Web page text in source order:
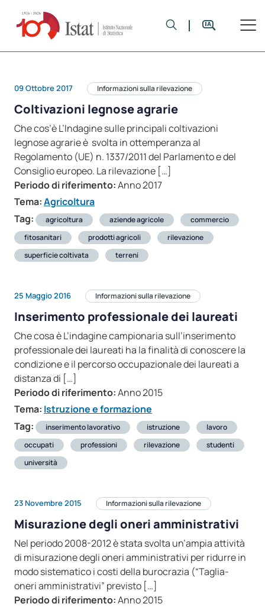
09 Ottobre 2017 Informazioni sulla rilevazione
Coltivazioni legnose agrarie
Che cos’è L’Indagine sulle principali coltivazioni
legnose agrarie è svolta in ottemperanza al
Regolamento (UE) n. 1337/2011 del Parlamento e del
Consiglio europeo. La rilevazione […]
Periodo di riferimento:Anno 2017
Tema:Agricoltura
Tag:
agricoltura aziende agricole
commercio
fitosanitari
prodotti agricoli
rilevazione
superficie coltivata
terreni
25 Maggio 2016 Informazioni sulla rilevazione
Inserimento professionale dei laureati
Che cosa è L’indagine campionaria sull’inserimento
professionale dei laureati ha la finalità di conoscere la
condizione e il percorso occupazionale dei laureati a
distanza di […]
Periodo di riferimento:Anno 2015
Tema: Istruzione e formazione
Tag:
inserimento lavorativo istruzione
lavoro
occupati
professioni rilevazione
studenti
università
23 Novembre 2015 Informazioni sulla rilevazione
Misurazione degli oneri amministrativi
Nel periodo 2008-2012 è stata svolta un’ampia attività
di misurazione degli oneri amministrativi per ridurre in
modo sistematico i costi della burocrazia (“Taglia-
oneri amministrativi” previsto […]
Periodo di riferimento:Anno 2015